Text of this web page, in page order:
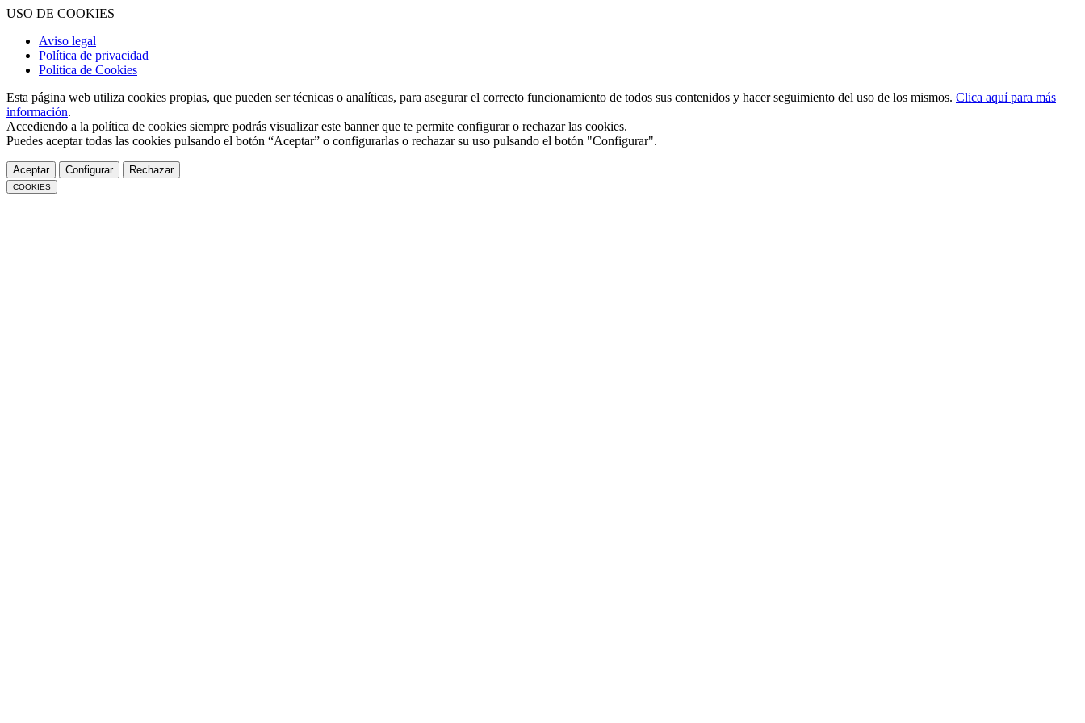
USO DE COOKIES
Aviso legal
Política de privacidad
Política de Cookies
Esta página web utiliza cookies propias, que pueden ser técnicas o analíticas, para asegurar el correcto funcionamiento de todos sus contenidos y hacer seguimiento del uso de los mismos. Clica aquí para más
información.
Accediendo a la política de cookies siempre podrás visualizar este banner que te permite configurar o rechazar las cookies.
Puedes aceptar todas las cookies pulsando el botón “Aceptar” o configurarlas o rechazar su uso pulsando el botón "Configurar".
Aceptar Configurar Rechazar
COOKIES